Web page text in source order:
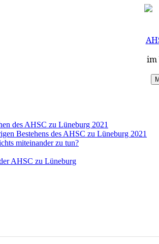
im
des AHSC zu Lüneburg 2021
Bestehens des AHSC zu Lüneburg 2021
miteinander zu tun?
AHSC zu Lüneburg